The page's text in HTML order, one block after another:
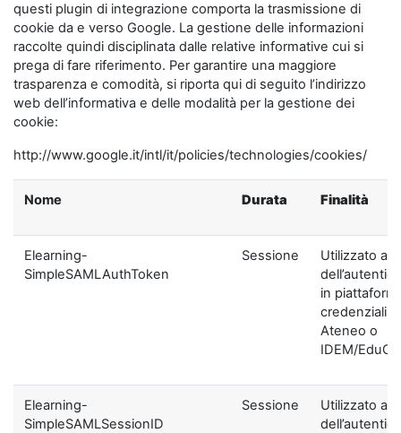
questi plugin di integrazione comporta la trasmissione di
cookie da e verso Google. La gestione delle informazioni
raccolte quindi disciplinata dalle relative informative cui si
prega di fare riferimento. Per garantire una maggiore
trasparenza e comodità, si riporta qui di seguito l’indirizzo
web dell’informativa e delle modalità per la gestione dei
cookie:
http://www.google.it/intl/it/policies/technologies/cookies/
Nome Durata Finalità
Elearning-
SimpleSAMLAuthToken
Sessione
Utilizzato ai
in
credenziali di
Ateneo o
IDEM/
Elearning-
SimpleSAMLSessionID
Sessione
Utilizzato ai